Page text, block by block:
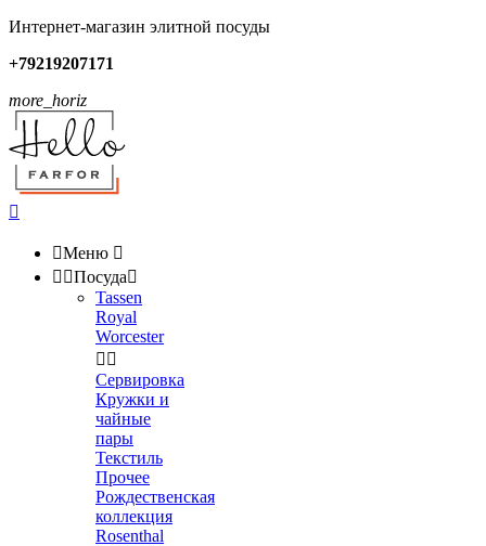
Интернет-магазин элитной посуды
+79219207171
more_horiz

Меню 
 Посуда
Tassen
Royal
Worcester
 
Сервировка
Кружки и
чайные
пары
Текстиль
Прочее
Рождественская
коллекция
Rosenthal